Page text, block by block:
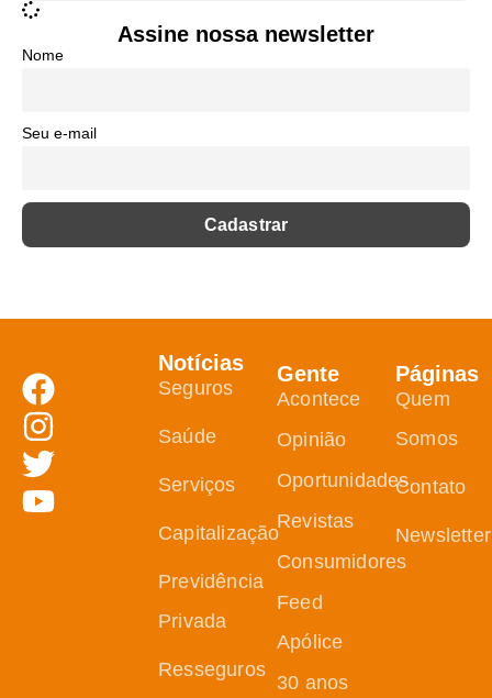
Assine nossa newsletter
Nome
Seu e-mail
Notícias
Seguros
Saúde
Serviços
Capitalização
Previdência
Privada
Resseguros
Gente
Acontece
Opinião
Oportunidades
Revistas
Consumidores
Feed
Apólice
30 anos
Páginas
Quem
Somos
Contato
Newsletter